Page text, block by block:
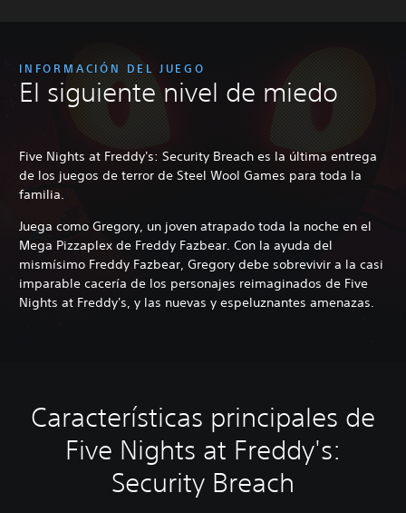
INFORMACIÓN DEL JUEGO
El siguiente nivel de miedo
Five Nights at Freddy's: Security Breach es la última entrega
de los juegos de terror de Steel Wool Games para toda la
familia.
Juega como Gregory, un joven atrapado toda la noche en el
Mega Pizzaplex de Freddy Fazbear. Con la ayuda del
mismísimo Freddy Fazbear, Gregory debe sobrevivir a la casi
imparable cacería de los personajes reimaginados de Five
Nights at Freddy's, y las nuevas y espeluznantes amenazas.
Características principales de
Five Nights at Freddy's:
Security Breach